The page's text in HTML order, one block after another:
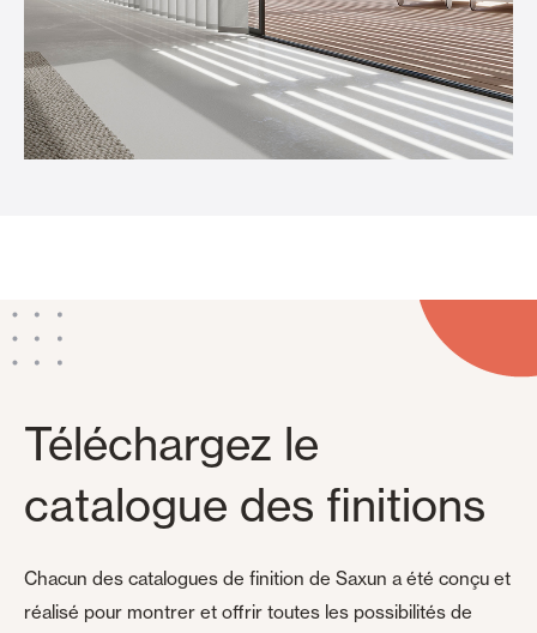
Téléchargez le
catalogue des finitions
Chacun des catalogues de finition de Saxun a été conçu et
réalisé pour montrer et offrir toutes les possibilités de